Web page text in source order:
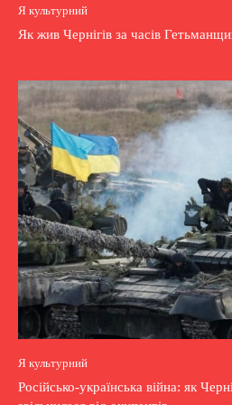
Я культурний
Як жив Чернігів за часів
Я культурний
Російсько-українська війна: як